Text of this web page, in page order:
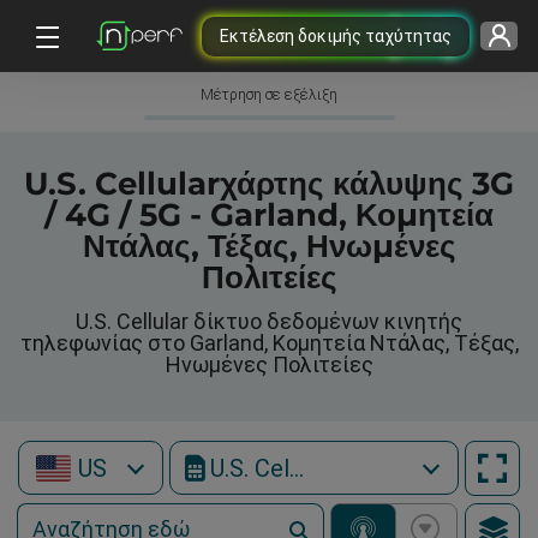
Εκτέλεση δοκιμής ταχύτητας
Μέτρηση σε εξέλιξη
U.S. Cellularχάρτης κάλυψης 3G
/ 4G / 5G - Garland, Κομητεία
Ντάλας, Τέξας, Ηνωμένες
Πολιτείες
U.S. Cellular δίκτυο δεδομένων κινητής
τηλεφωνίας στο Garland, Κομητεία Ντάλας, Τέξας,
Ηνωμένες Πολιτείες
US U.S. Cellular